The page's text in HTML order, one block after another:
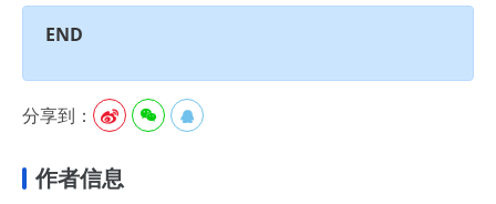
END
分享到：   
作者信息